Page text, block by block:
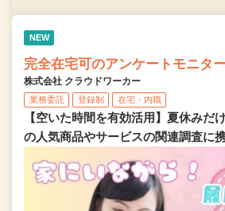
NEW
完全在宅可のアンケートモニタ
株式会社 クラウドワーカー
業務委託 登録制 在宅・内職
【空いた時間を有効活用】夏休みだ
の人気商品やサービスの関連調査に